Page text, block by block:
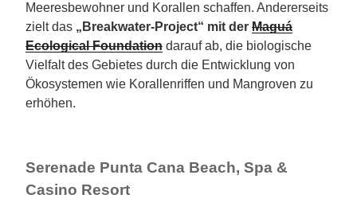
Meeresbewohner und Korallen schaffen. Andererseits
zielt das „Breakwater-Project“ mit der Maguá
Ecological Foundation darauf ab, die biologische
Vielfalt des Gebietes durch die Entwicklung von
Ökosystemen wie Korallenriffen und Mangroven zu
erhöhen.
Serenade Punta Cana Beach, Spa &
Casino Resort